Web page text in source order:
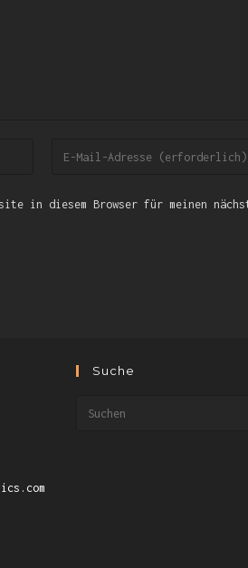
in diesem Browser für meinen
Suche